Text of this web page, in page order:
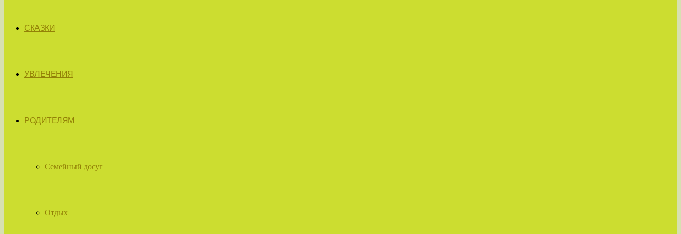
СКАЗКИ
УВЛЕЧЕНИЯ
РОДИТЕЛЯМ
Семейный досуг
Отдых